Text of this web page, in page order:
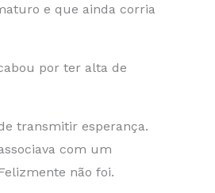
e que ainda corria
por ter alta de
transmitir esperança.
com um
não foi.